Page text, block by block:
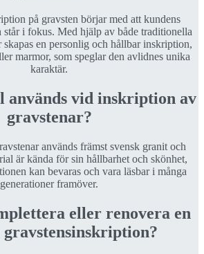
på gravsten börjar med att kundens
står i fokus. Med hjälp av både traditionella
en personlig och hållbar inskription,
marmor, som speglar den avlidnes unika
karaktär.
används vid inskription av
gravstenar?
används främst svensk granit och
är kända för sin hållbarhet och skönhet,
kan bevaras och vara läsbar i många
generationer framöver.
eller renovera en